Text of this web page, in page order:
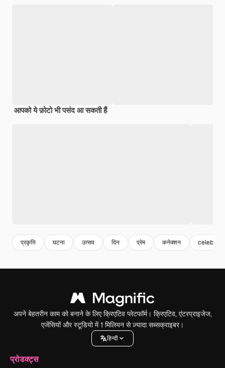
आपको ये फ़ोटो भी पसंद आ सकती हैं
प्रकृति घटना उत्सव दिन प्रेम कनेक्शन celebrate
अपने बेहतरीन काम को बनाने के लिए क्रिएटिव प्लेटफॉर्म। क्रिएटिव, एंटरप्राइजेज,
एजेंसियों और स्टूडियो में 1 मिलियन से ज़्यादा सब्सक्राइबर।
हिन्दी
प्रोडक्ट्स